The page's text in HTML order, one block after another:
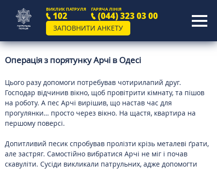
ВИКЛИК ПАТРУЛЯ
102
ГАРЯЧА ЛІНІЯ
(044) 323 03 00
ЗАПОВНИТИ АНКЕТУ
Операція з порятунку Арчі в Одесі
Цього разу допомоги потребував чотирилапий друг.
Господар відчинив вікно, щоб провітрити кімнату, та пішов
на роботу. А пес Арчі вирішив, що настав час для
прогулянки… просто через вікно. На щастя, квартира на
першому поверсі.
Допитливий песик спробував пролізти крізь металеві ґрати,
але застряг. Самостійно вибратися Арчі не міг і почав
скавуліти. Сусіди викликали патрульних, адже допомогти